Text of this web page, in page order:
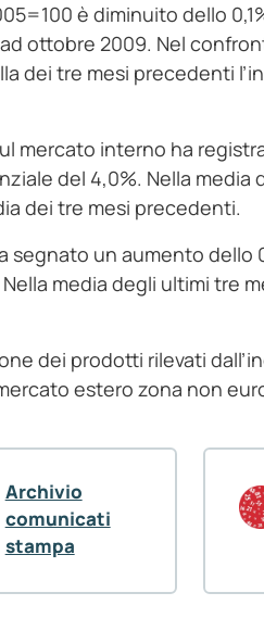
è diminuito dello
ottobre 2009. Nel
dei tre mesi precedenti
mercato interno ha
del 4,0%. Nella media
dei tre mesi precedenti.
segnato un aumento dello
media degli ultimi tre
dei prodotti rilevati
estero zona non
Archivio
comunicati
stampa